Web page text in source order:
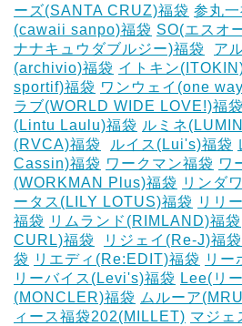
ーズ(SANTA CRUZ)福袋 参丸
(cawaii sanpo)福袋 SO(エスオ
ナナキュウダブルジー)福袋
ア
(archivio)福袋 イトキン
sportif)福袋 ワンウェイ(one
ラブ(WORLD WIDE LOVE!)福袋
(Lintu Laulu)福袋 ルミネ
(RVCA)福袋
ルイス(Lui's)福袋
Cassin)福袋 ワークマン福袋 ワ
(WORKMAN Plus)福袋 リンダ
ータス(LILY LOTUS)福袋 リリ
福袋 リムランド(RIMLAND)福袋
CURL)福袋
リジェイ(Re-J)福袋
袋 リエディ(Re:EDIT)福袋 リー
リーバイス(Levi's)福袋 Lee(リ
(MONCLER)福袋 ムルーア
ィース福袋202(MILLET) マジェ